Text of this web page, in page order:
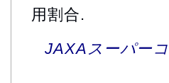
用割合.
JAXAスーパー